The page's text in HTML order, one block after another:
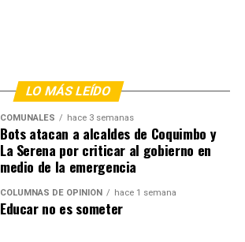
LO MÁS LEÍDO
COMUNALES hace 3 semanas
Bots atacan a alcaldes de Coquimbo y
La Serena por criticar al gobierno en
medio de la emergencia
COLUMNAS DE OPINIÓN hace 1 semana
Educar no es someter